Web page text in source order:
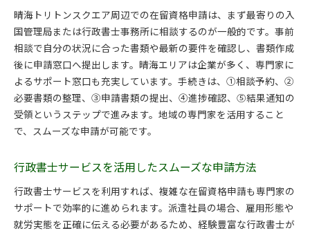
晴海トリトンスクエア周辺での在留資格申請は、まず最寄りの入
国管理局または行政書士事務所に相談するのが一般的です。事前
相談で自分の状況に合った書類や最新の要件を確認し、書類作成
後に申請窓口へ提出します。晴海エリアは企業が多く、専門家に
よるサポート窓口も充実しています。手続きは、①相談予約、②
必要書類の整理、③申請書類の提出、④進捗確認、⑤結果通知の
受領というステップで進みます。地域の専門家を活用すること
で、スムーズな申請が可能です。
行政書士サービスを活用したスムーズな申請方法
行政書士サービスを利用すれば、複雑な在留資格申請も専門家の
サポートで効率的に進められます。派遣社員の場合、雇用形態や
就労実態を正確に伝える必要があるため、経験豊富な行政書士が